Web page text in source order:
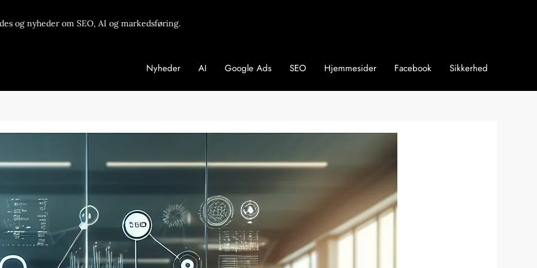
og nyheder om SEO, AI og markedsføring.
Nyheder AI Google Ads SEO Hjemmesider Facebook Sikkerhed